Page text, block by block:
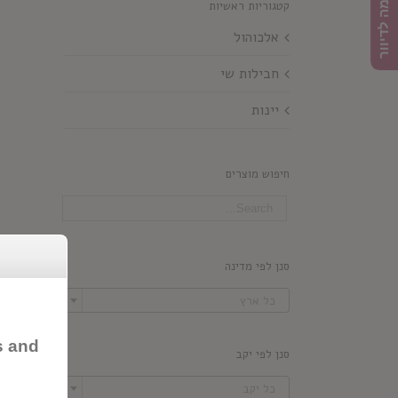
קטגוריות ראשיות
אלכוהול
חבילות שי
יינות
חיפוש מוצרים
סנן לפי מדינה
סנן לפי יקב
and